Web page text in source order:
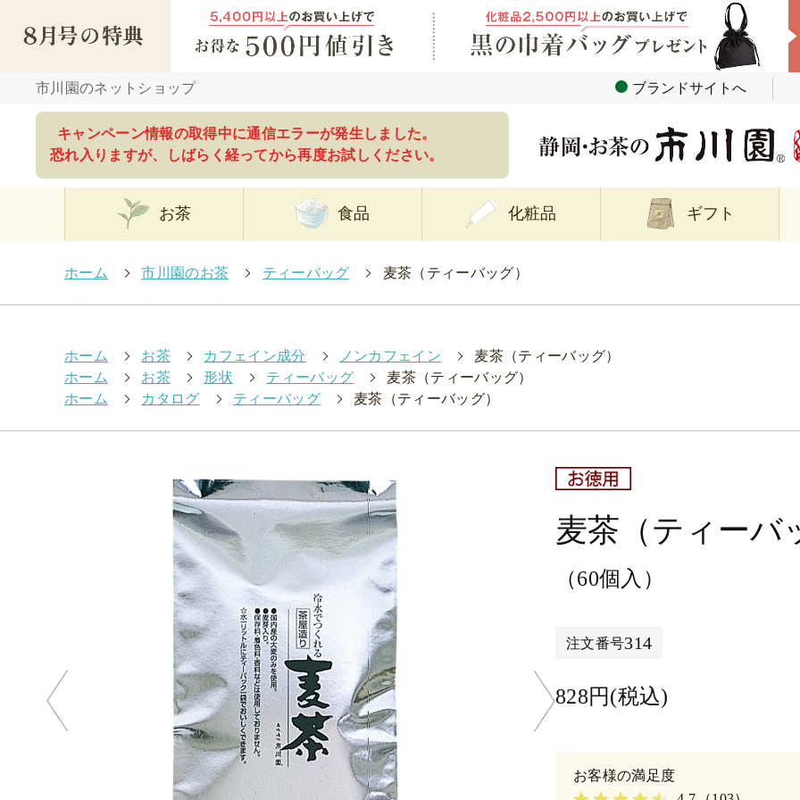
市川園のネットショップ ブランドサイトへ
キャンペーン情報の取得中に通信エラーが発生しました。
恐れ入りますが、しばらく経ってから再度お試しください。
お茶 食品 化粧品 ギフト
ホーム > 市川園のお茶 > ティーバッグ > 麦茶（ティーバッグ）
ホーム > お茶 > カフェイン成分 > ノンカフェイン >
麦茶（ティーバッグ）
ホーム
> お茶 > 形状 > ティーバッグ >
麦茶（ティーバッグ）
ホーム
> カタログ > ティーバッグ > 麦茶（ティーバッグ）
麦茶（ティーバ
（60個入）
注文番号314
828円(税込)